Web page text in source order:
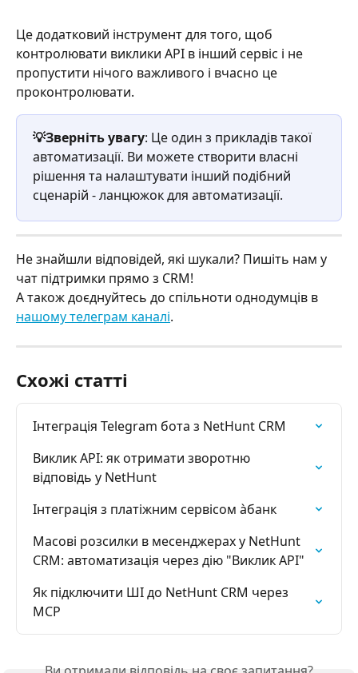
Це додатковий інструмент для того, щоб
контролювати виклики API в інший сервіс і не
пропустити нічого важливого і вчасно це
проконтролювати.
💡Зверніть увагу: Це один з прикладів такої
автоматизації. Ви можете створити власні
рішення та налаштувати інший подібний
сценарій - ланцюжок для автоматизації.
Не знайшли відповідей, які шукали? Пишіть нам у
чат підтримки прямо з CRM!
А також доєднуйтесь до спільноти однодумців в
нашому телеграм каналі.
Схожі статті
Інтеграція Telegram бота з NetHunt CRM
Виклик API: як отримати зворотню
відповідь у NetHunt
Інтеграція з платіжним сервісом àбанк
Масові розсилки в месенджерах у NetHunt
CRM: автоматизація через дію "Виклик API"
Як підключити ШІ до NetHunt CRM через
MCP